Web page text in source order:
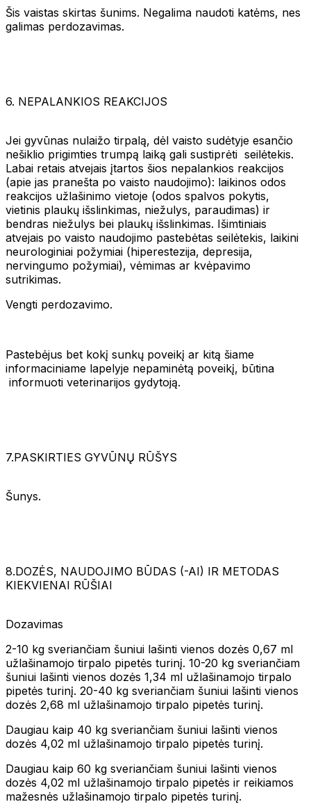
Šis vaistas skirtas šunims. Negalima naudoti katėms, nes
galimas perdozavimas.
6. NEPALANKIOS REAKCIJOS
Jei gyvūnas nulaižo tirpalą, dėl vaisto sudėtyje esančio
nešiklio prigimties trumpą laiką gali sustiprėti seilėtekis.
Labai retais atvejais įtartos šios nepalankios reakcijos
(apie jas pranešta po vaisto naudojimo): laikinos odos
reakcijos užlašinimo vietoje (odos spalvos pokytis,
vietinis plaukų išslinkimas, niežulys, paraudimas) ir
bendras niežulys bei plaukų išslinkimas. Išimtiniais
atvejais po vaisto naudojimo pastebėtas seilėtekis, laikini
neurologiniai požymiai (hiperestezija, depresija,
nervingumo požymiai), vėmimas ar kvėpavimo
sutrikimas.
Vengti perdozavimo.
Pastebėjus bet kokį sunkų poveikį ar kitą šiame
informaciniame lapelyje nepaminėtą poveikį, būtina
informuoti veterinarijos gydytoją.
7.PASKIRTIES GYVŪNŲ RŪŠYS
Šunys.
8.DOZĖS, NAUDOJIMO BŪDAS (-AI) IR METODAS
KIEKVIENAI RŪŠIAI
Dozavimas
2-10 kg sveriančiam šuniui lašinti vienos dozės 0,67 ml
užlašinamojo tirpalo pipetės turinį. 10-20 kg sveriančiam
šuniui lašinti vienos dozės 1,34 ml užlašinamojo tirpalo
pipetės turinį. 20-40 kg sveriančiam šuniui lašinti vienos
dozės 2,68 ml užlašinamojo tirpalo pipetės turinį.
Daugiau kaip 40 kg sveriančiam šuniui lašinti vienos
dozės 4,02 ml užlašinamojo tirpalo pipetės turinį.
Daugiau kaip 60 kg sveriančiam šuniui lašinti vienos
dozės 4,02 ml užlašinamojo tirpalo pipetės ir reikiamos
mažesnės užlašinamojo tirpalo pipetės turinį.